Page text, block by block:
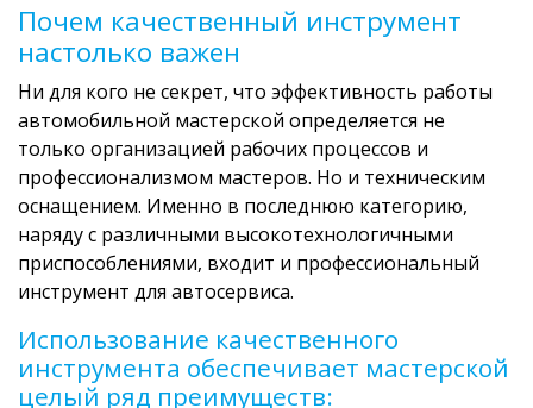
Почем качественный инструмент
настолько важен
Ни для кого не секрет, что эффективность работы
автомобильной мастерской определяется не
только организацией рабочих процессов и
профессионализмом мастеров. Но и техническим
оснащением. Именно в последнюю категорию,
наряду с различными высокотехнологичными
приспособлениями, входит и профессиональный
инструмент для автосервиса.
Использование качественного
инструмента обеспечивает мастерской
целый ряд преимуществ: